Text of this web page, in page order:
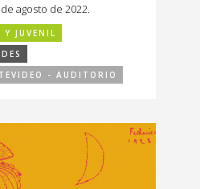
agosto de 2022.
JUVENIL
- AUDITORIO